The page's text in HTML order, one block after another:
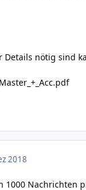
Details nötig sind
2018
Nachrichten